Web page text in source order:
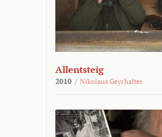
Allentsteig
2010 / Nikolaus Geyrhalter